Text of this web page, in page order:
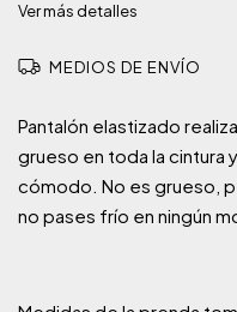
Ver más detalles
MEDIOS DE ENVÍO
Pantalón elastizado
grueso en toda la cintura
cómodo. No es grueso,
no pases frío en ningún